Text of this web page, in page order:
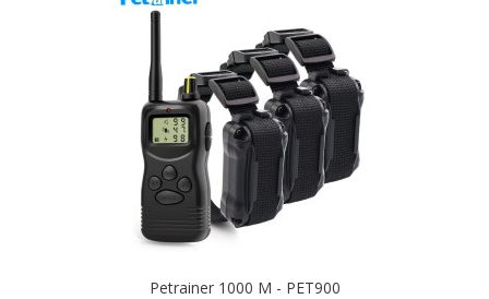
Petrainer 1000 M - PET900